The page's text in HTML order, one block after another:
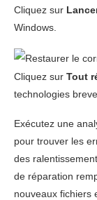
Cliquez sur
Windows.
Cliquez sur Tout
technologies
Exécutez une
pour trouver les
des
de réparation
nouveaux fichiers